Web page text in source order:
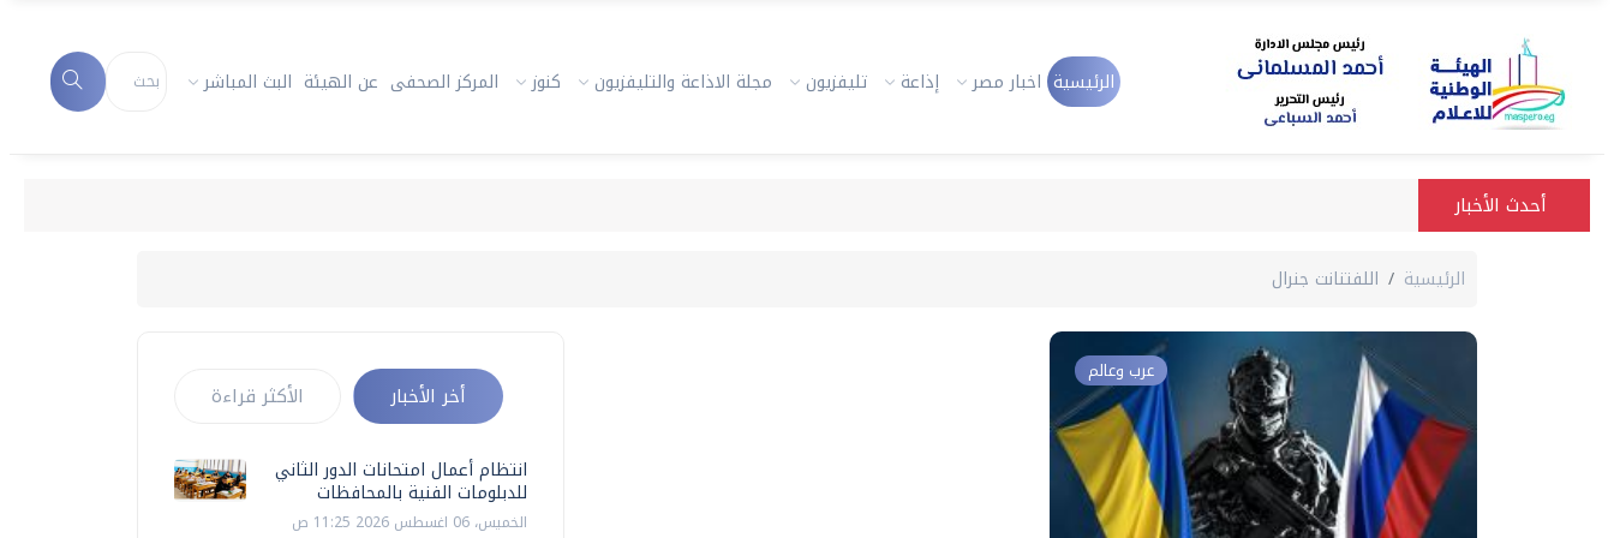
الرئيسية اخبار مصر إذاعة تليفزيون مجلة الاذاعة والتليفزيون كنوز المركز الصحفى عن الهيئة البث المباشر
أحدث الأخبار
الرئيسية اللفتنانت جنرال
عرب وعالم
أخر الأخبار الأكثر قراءة
انتظام أعمال امتحانات الدور الثاني
للدبلومات الفنية بالمحافظات
الخميس، 06 اغسطس 2026 11:25 ص